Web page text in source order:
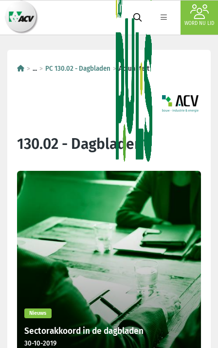
WORD NU LID
... PC 130.02 - Dagbladen Actualiteit
130.02 - Dagbladen
Laatste nieuws
Nieuws
Sectorakkoord in de dagbladen
30-10-2019